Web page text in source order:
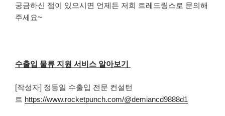
궁금하신 점이 있으시면 언제든 저희 트레드링스로 문의해
주세요~
수출입 물류 지원 서비스 알아보기
[작성자] 정동일 수출입 전문 컨설턴
트 https://www.rocketpunch.com/@demiancd9888d1